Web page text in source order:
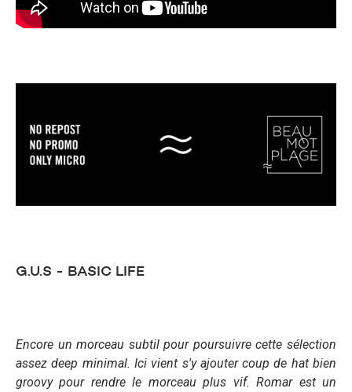
G.U.S - BASIC LIFE
Encore un morceau subtil pour poursuivre cette sélection
assez deep minimal. Ici vient s'y ajouter coup de hat bien
groovy pour rendre le morceau plus vif. Romar est un